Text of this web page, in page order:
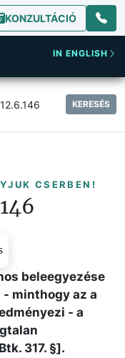
KONZULTÁCIÓ
IN ENGLISH
KERESÉS
CSERBEN!
beleegyezése
minthogy az a
- a
317. §].